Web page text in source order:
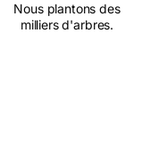
Nous plantons des
milliers d'arbres.